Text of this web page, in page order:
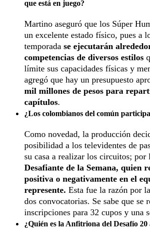
que está en juego?
Martino aseguró que los Súper
un excelente estado físico, pues a
temporada se ejecutarán
competencias de diversos estilos
límite sus capacidades físicas y
agregó que hay un presupuesto
mil millones de pesos para
capítulos.
¿Los colombianos del común
Como novedad, la producción
posibilidad a los televidentes de
su casa a realizar los circuitos; por
Desafiante de la Semana, quien
positiva o negativamente en el
represente. Esta fue la razón por
dos convocatorias. Se sabe que se
inscripciones para 32 cupos y una
¿Quién es la Anfitriona del Desafío 20